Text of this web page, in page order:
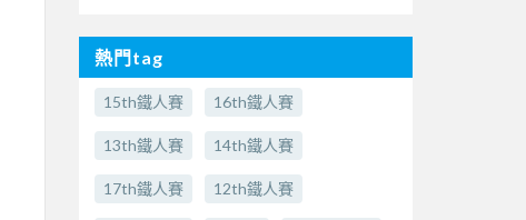
熱門tag
15th鐵人賽 16th鐵人賽
13th鐵人賽 14th鐵人賽
17th鐵人賽 12th鐵人賽